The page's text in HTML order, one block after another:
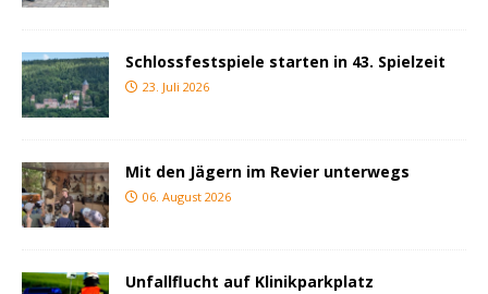
Schlossfestspiele starten in 43. Spielzeit
23. Juli 2026
Mit den Jägern im Revier unterwegs
06. August 2026
Unfallflucht auf Klinikparkplatz